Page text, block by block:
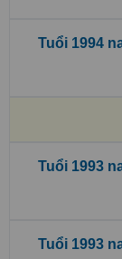
Tuổi 1994
Tuổi 1993
Tuổi 1993